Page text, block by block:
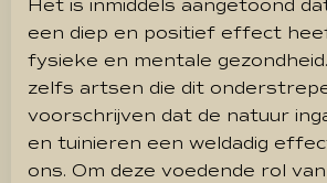
Het is inmiddels aangetoond
een diep en positief effect
fysieke en mentale
zelfs artsen die dit
voorschrijven dat de natuur
en tuinieren een weldadig
ons. Om deze voedende rol